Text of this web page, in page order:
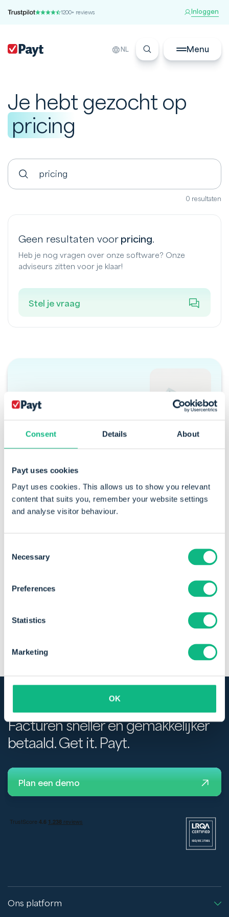
Consent Details About
Payt uses cookies
Payt uses cookies. This allows us to show you relevant
content that suits you, remember your website settings
and analyse visitor behaviour.
Selection
Necessary
Preferences
Statistics
Marketing
OK
1200+ reviews Inloggen
NL Menu
Je hebt gezocht op
pricing
0 resultaten
Geen resultaten voor pricing.
Heb je nog vragen over onze software? Onze
adviseurs zitten voor je klaar!
Stel je vraag
Wil je meer informatie over
Download de brochure
adviseurs zitten voor je
Stel je vraag
Facturen sneller en gemakkelijker
betaald. Get it. Payt.
Plan een demo
Ons platform